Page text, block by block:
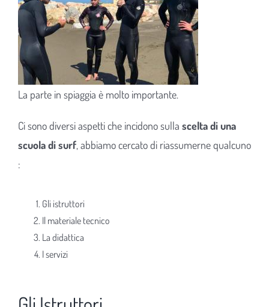
La parte in spiaggia è molto importante.
Ci sono diversi aspetti che incidono sulla scelta di una
scuola di surf, abbiamo cercato di riassumerne qualcuno
:
Gli istruttori
Il materiale tecnico
La didattica
I servizi